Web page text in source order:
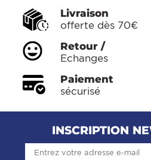
Livraison
offerte dès 70€
Retour /
Echanges
Paiement
sécurisé
INSCRIPTION